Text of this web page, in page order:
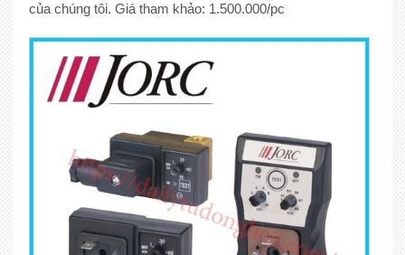
của chúng tôi. Giá tham khảo: 1.500.000/pc